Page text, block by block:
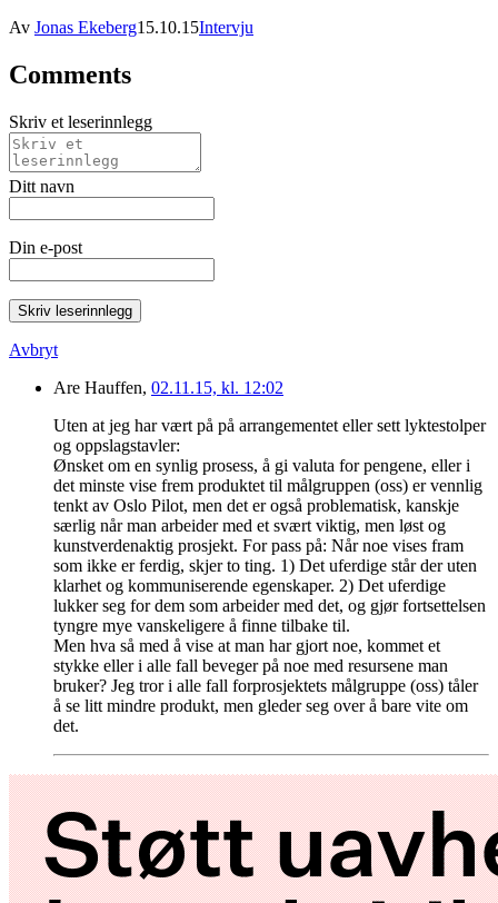
Av Jonas Ekeberg15.10.15Intervju
Comments
Skriv et leserinnlegg
Ditt navn
Din e-post
Skriv leserinnlegg
Avbryt
Are Hauffen, 02.11.15, kl. 12:02
Uten at jeg har vært på på arrangementet eller sett lyktestolper
og oppslagstavler:
Ønsket om en synlig prosess, å gi valuta for pengene, eller i
det minste vise frem produktet til målgruppen (oss) er vennlig
tenkt av Oslo Pilot, men det er også problematisk, kanskje
særlig når man arbeider med et svært viktig, men løst og
kunstverdenaktig prosjekt. For pass på: Når noe vises fram
som ikke er ferdig, skjer to ting. 1) Det uferdige står der uten
klarhet og kommuniserende egenskaper. 2) Det uferdige
lukker seg for dem som arbeider med det, og gjør fortsettelsen
tyngre mye vanskeligere å finne tilbake til.
Men hva så med å vise at man har gjort noe, kommet et
stykke eller i alle fall beveger på noe med resursene man
bruker? Jeg tror i alle fall forprosjektets målgruppe (oss) tåler
å se litt mindre produkt, men gleder seg over å bare vite om
det.